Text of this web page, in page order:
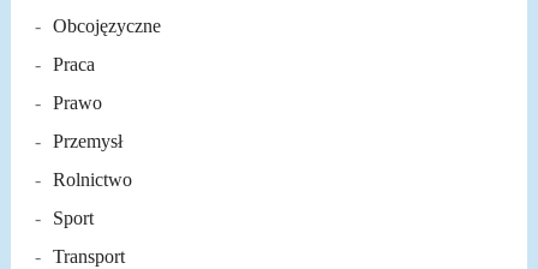
Obcojęzyczne
Praca
Prawo
Przemysł
Rolnictwo
Sport
Transport